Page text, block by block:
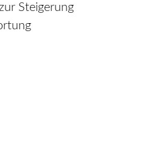
Steigerung